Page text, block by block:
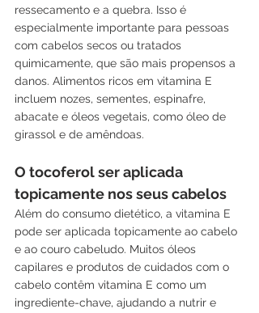
ressecamento e a quebra. Isso é
especialmente importante para pessoas
com cabelos secos ou tratados
quimicamente, que são mais propensos a
danos. Alimentos ricos em vitamina E
incluem nozes, sementes, espinafre,
abacate e óleos vegetais, como óleo de
girassol e de amêndoas.
O tocoferol ser aplicada
topicamente nos seus cabelos
Além do consumo dietético, a vitamina E
pode ser aplicada topicamente ao cabelo
e ao couro cabeludo. Muitos óleos
capilares e produtos de cuidados com o
cabelo contêm vitamina E como um
ingrediente-chave, ajudando a nutrir e